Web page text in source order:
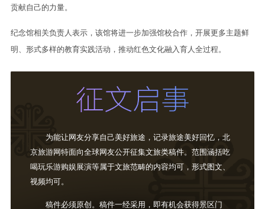
贡献自己的力量。
纪念馆相关负责人表示，该馆将进一步加强馆校合作，开展更多主题鲜
明、形式多样的教育实践活动，推动红色文化融入育人全过程。
为能让网友分享自己美好旅途，记录旅途美好回忆，北
京旅游网特面向全球网友公开征集文旅类稿件。范围涵括吃
喝玩乐游购娱展演等属于文旅范畴的内容均可，形式图文、
视频均可。
稿件必须原创。稿件一经采用，即有机会获得景区门